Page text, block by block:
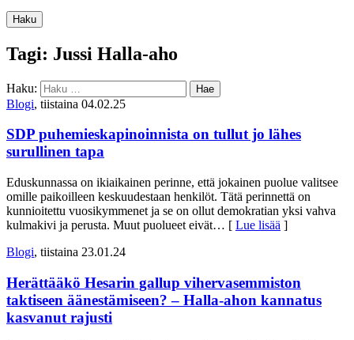
Haku
Tagi: Jussi Halla-aho
Haku:
Blogi, tiistaina 04.02.25
SDP puhemieskapinoinnista on tullut jo lähes
surullinen tapa
Eduskunnassa on ikiaikainen perinne, että jokainen puolue valitsee
omille paikoilleen keskuudestaan henkilöt. Tätä perinnettä on
kunnioitettu vuosikymmenet ja se on ollut demokratian yksi vahva
kulmakivi ja perusta. Muut puolueet eivät… [ Lue lisää ]
Blogi, tiistaina 23.01.24
Herättääkö Hesarin gallup vihervasemmiston
taktiseen äänestämiseen? – Halla-ahon kannatus
kasvanut rajusti